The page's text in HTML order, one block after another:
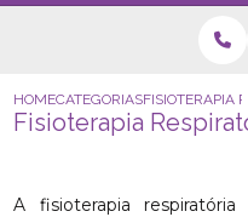
HOMECATEGORIASFISIOTERAPIA
Fisioterapia
A fisioterapia